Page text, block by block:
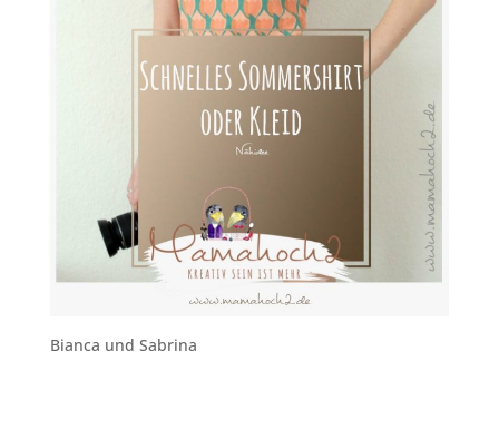
Bianca und Sabrina